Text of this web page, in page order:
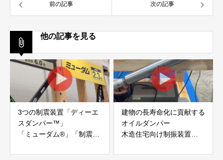
前の記事 次の記事
他の記事を見る
3つの制震装置「ディーエ
スダンパー™」
「ミューダム®」「制震テ
アイディールブレーン株式
建物の長寿命化に貢献する
オイルダンパー
木造住宅向け制振装置
株式会社evoltz